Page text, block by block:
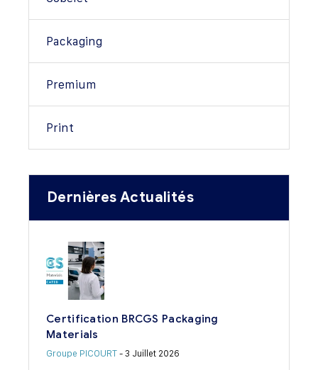
Packaging
Premium
Print
Dernières Actualités
Certification BRCGS Packaging
Materials
Groupe PICOURT- 3 Juillet 2026